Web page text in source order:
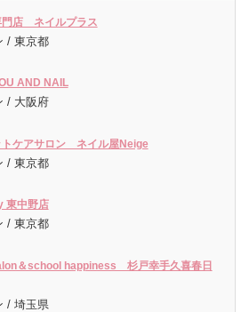
門店 ネイルプラス
/ 東京都
AND NAIL
/ 大阪府
トケアサロン ネイル屋Neige
/ 東京都
東中野店
/ 東京都
＆school happiness 杉戸幸手久喜春日
/ 埼玉県